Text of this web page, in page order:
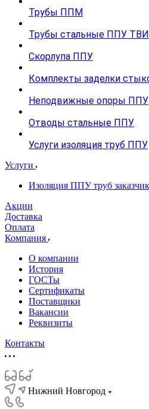
Трубы ППМ
Трубы стальные ППУ
Скорлупа ППУ
Комплекты заделки
Неподвижные опоры ППУ
Отводы стальные ППУ
Услуги изоляция труб ППУ
Услуги
Изоляция ППУ труб
Акции
Доставка
Оплата
Компания
О компании
История
ГОСТы
Сертификаты
Поставщики
Вакансии
Реквизиты
Контакты
Нижний Новгород